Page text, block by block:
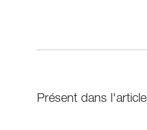
Présent dans l'article